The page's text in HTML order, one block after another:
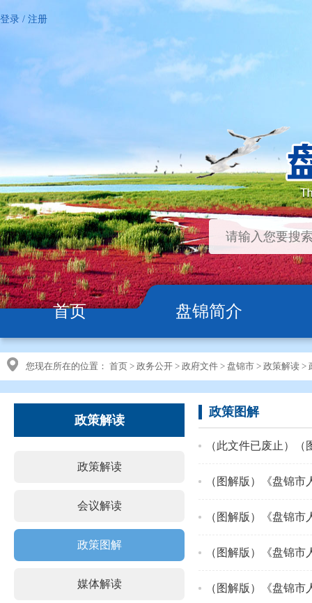
登录 / 注册
首页 盘锦简介
您现在所在的位置： 首页 > 政务公开 > 政府文件 > 盘锦市 > 政策解读 >
政策解读
政策解读
会议解读
政策图解
媒体解读
政策图解
（图解版）《盘锦
（图解版）《盘锦
（图解版）《盘锦